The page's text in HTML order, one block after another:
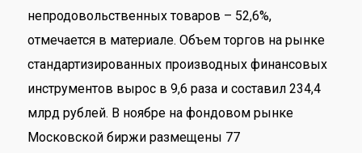
непродовольственных товаров – 52,6%,
отмечается в материале. Объем торгов на рынке
стандартизированных производных финансовых
инструментов вырос в 9,6 раза и составил 234,4
млрд рублей. В ноябре на фондовом рынке
Московской биржи размещены 77